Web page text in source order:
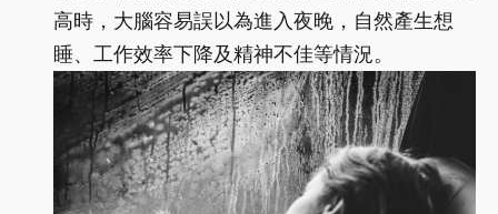
高時，大腦容易誤以為進入夜晚，自然產生想
睡、工作效率下降及精神不佳等情況。